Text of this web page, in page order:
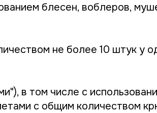
блесен, воблеров,
не более 10 штук у
в том числе с
с общим количеством